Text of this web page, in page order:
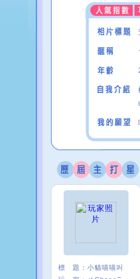
標 題： 小貓喵喵叫